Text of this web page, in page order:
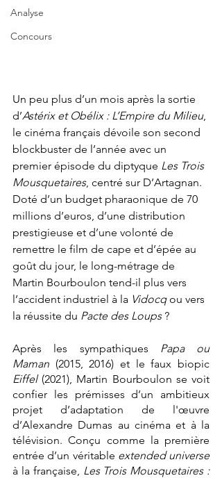
Analyse
Concours
Un peu plus d’un mois après la sortie
d’Astérix et Obélix : L’Empire du Milieu,
le cinéma français dévoile son second
blockbuster de l’année avec un
premier épisode du diptyque Les Trois
Mousquetaires, centré sur D’Artagnan.
Doté d’un budget pharaonique de 70
millions d’euros, d’une distribution
prestigieuse et d’une volonté de
remettre le film de cape et d’épée au
goût du jour, le long-métrage de
Martin Bourboulon tend-il plus vers
l’accident industriel à la Vidocq ou vers
la réussite du Pacte des Loups ?
Après les sympathiques Papa ou
Maman
Eiffel (2021), Martin Bourboulon se voit
confier les prémisses d’un ambitieux
projet d’adaptation de l'œuvre
d’Alexandre Dumas au cinéma et à la
télévision. Conçu comme la première
entrée d’un véritable extended universe
à la française, Les Trois Mousquetaires :